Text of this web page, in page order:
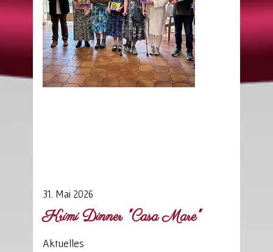
31. Mai 2026
Krimi Dinner "Casa Mare"
Aktuelles